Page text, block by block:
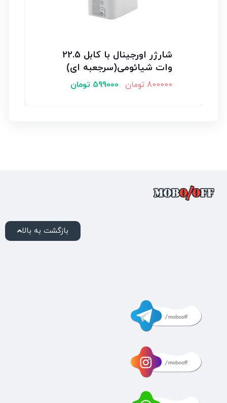
شارژر اورجینال با کابل 22.5
وات شیائومی(سرجعبه ای)
800000 تومان 599000 تومان
بازگشت به بالا